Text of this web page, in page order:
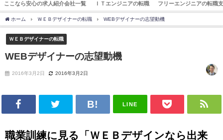
ここなら安心の求人紹介会社一覧 ＩＴエンジニアの転職 フリーエンジニアの転職
ホーム ＷＥＢデザイナーの転職 WEBデザイナーの志望動機
ＷＥＢデザイナーの転職
WEBデザイナーの志望動機
2016年3月2日 2016年3月2日
LINE
職業訓練に見る「ＷＥＢデザインなら出来